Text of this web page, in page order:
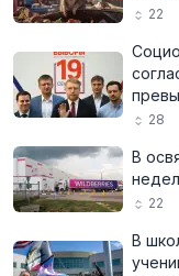
22
28
В
22
В